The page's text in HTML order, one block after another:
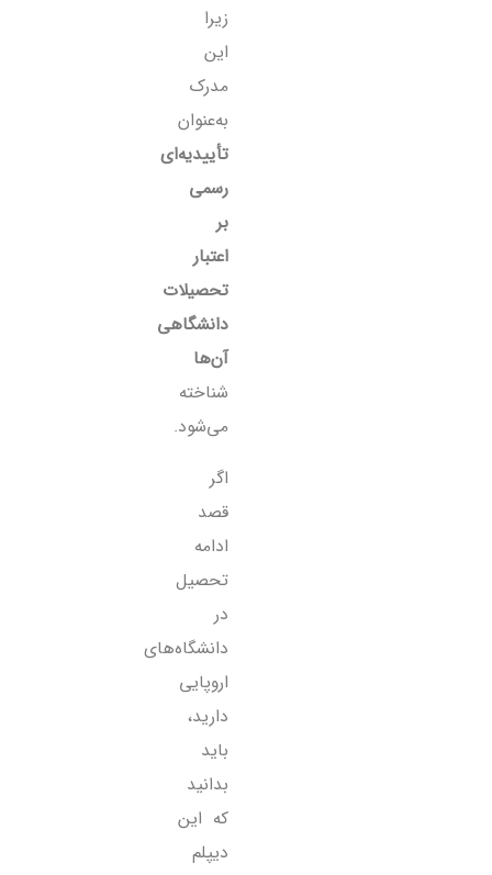
زیرا
این
مدرک
به‌عنوان
تأییدیه‌ای
رسمی
بر
اعتبار
تحصیلات
دانشگاهی
آن‌ها
شناخته
می‌شود.
اگر
قصد
ادامه
تحصیل
در
دانشگاه‌های
اروپایی
دارید،
باید
بدانید
که این
دیپلم